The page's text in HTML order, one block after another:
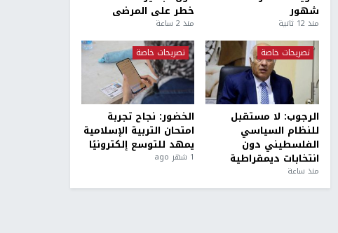
شهور
منذ 12 ثانية
خطر على المرضى
منذ 2 ساعة
تصريحات خاصة
الرجوب: لا مستقبل
للنظام السياسي
الفلسطيني دون
انتخابات ديمقراطية
منذ ساعة
تصريحات خاصة
الخضور: نجاح تجربة
امتحان التربية الإسلامية
يمهد للتوسع إلكترونيًا
1 شهر ago